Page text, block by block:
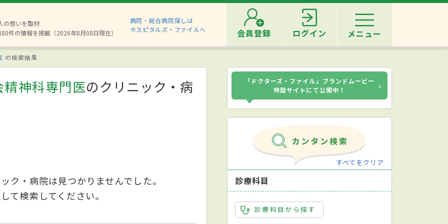
の想いを取材
件の情報を掲載（2026年8月08日現在）
病院・総合病院探しは
ホスピタルズ・ファイルへ
会員登録 ログイン メニュー
の検索結果
神科専門医のクリニック・病
ク・病院は見つかりませんでした。
て検索してください。
「ドクターズ・ファイル」ブランドムービー
特設サイトにて公開中！
›
すべてをクリア
診療科目
診療科目から探す